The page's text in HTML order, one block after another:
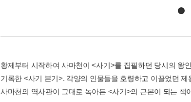
황제부터 시작하여 사마천이 <사기>를 집필하던 당시의 왕
기록한 <사기 본기>. 각양의 인물들을 호령하고 이끌었던
사마천의 역사관이 그대로 녹아든 <사기>의 근본이 되는 책